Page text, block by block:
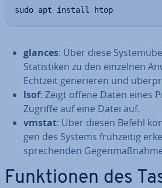
sudo apt install htop
glances: Über diese
Sta­tis­ti­ken zu den einzelnen
Echtzeit ge­ne­rie­ren und
lsof: Zeigt offene Daten eines
Zugriffe auf eine Datei auf.
vmstat: Über diesen Befehl
gen des Systems früh­zei­tig
spre­chen­den
Funk­tio­nen des